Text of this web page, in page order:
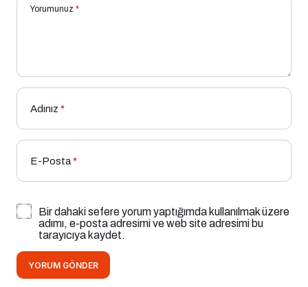
Yorumunuz *
Adınız *
E-Posta*
Bir dahaki sefere yorum yaptığımda kullanılmak üzere
adımı, e-posta adresimi ve web site adresimi bu
tarayıcıya kaydet.
YORUM GÖNDER